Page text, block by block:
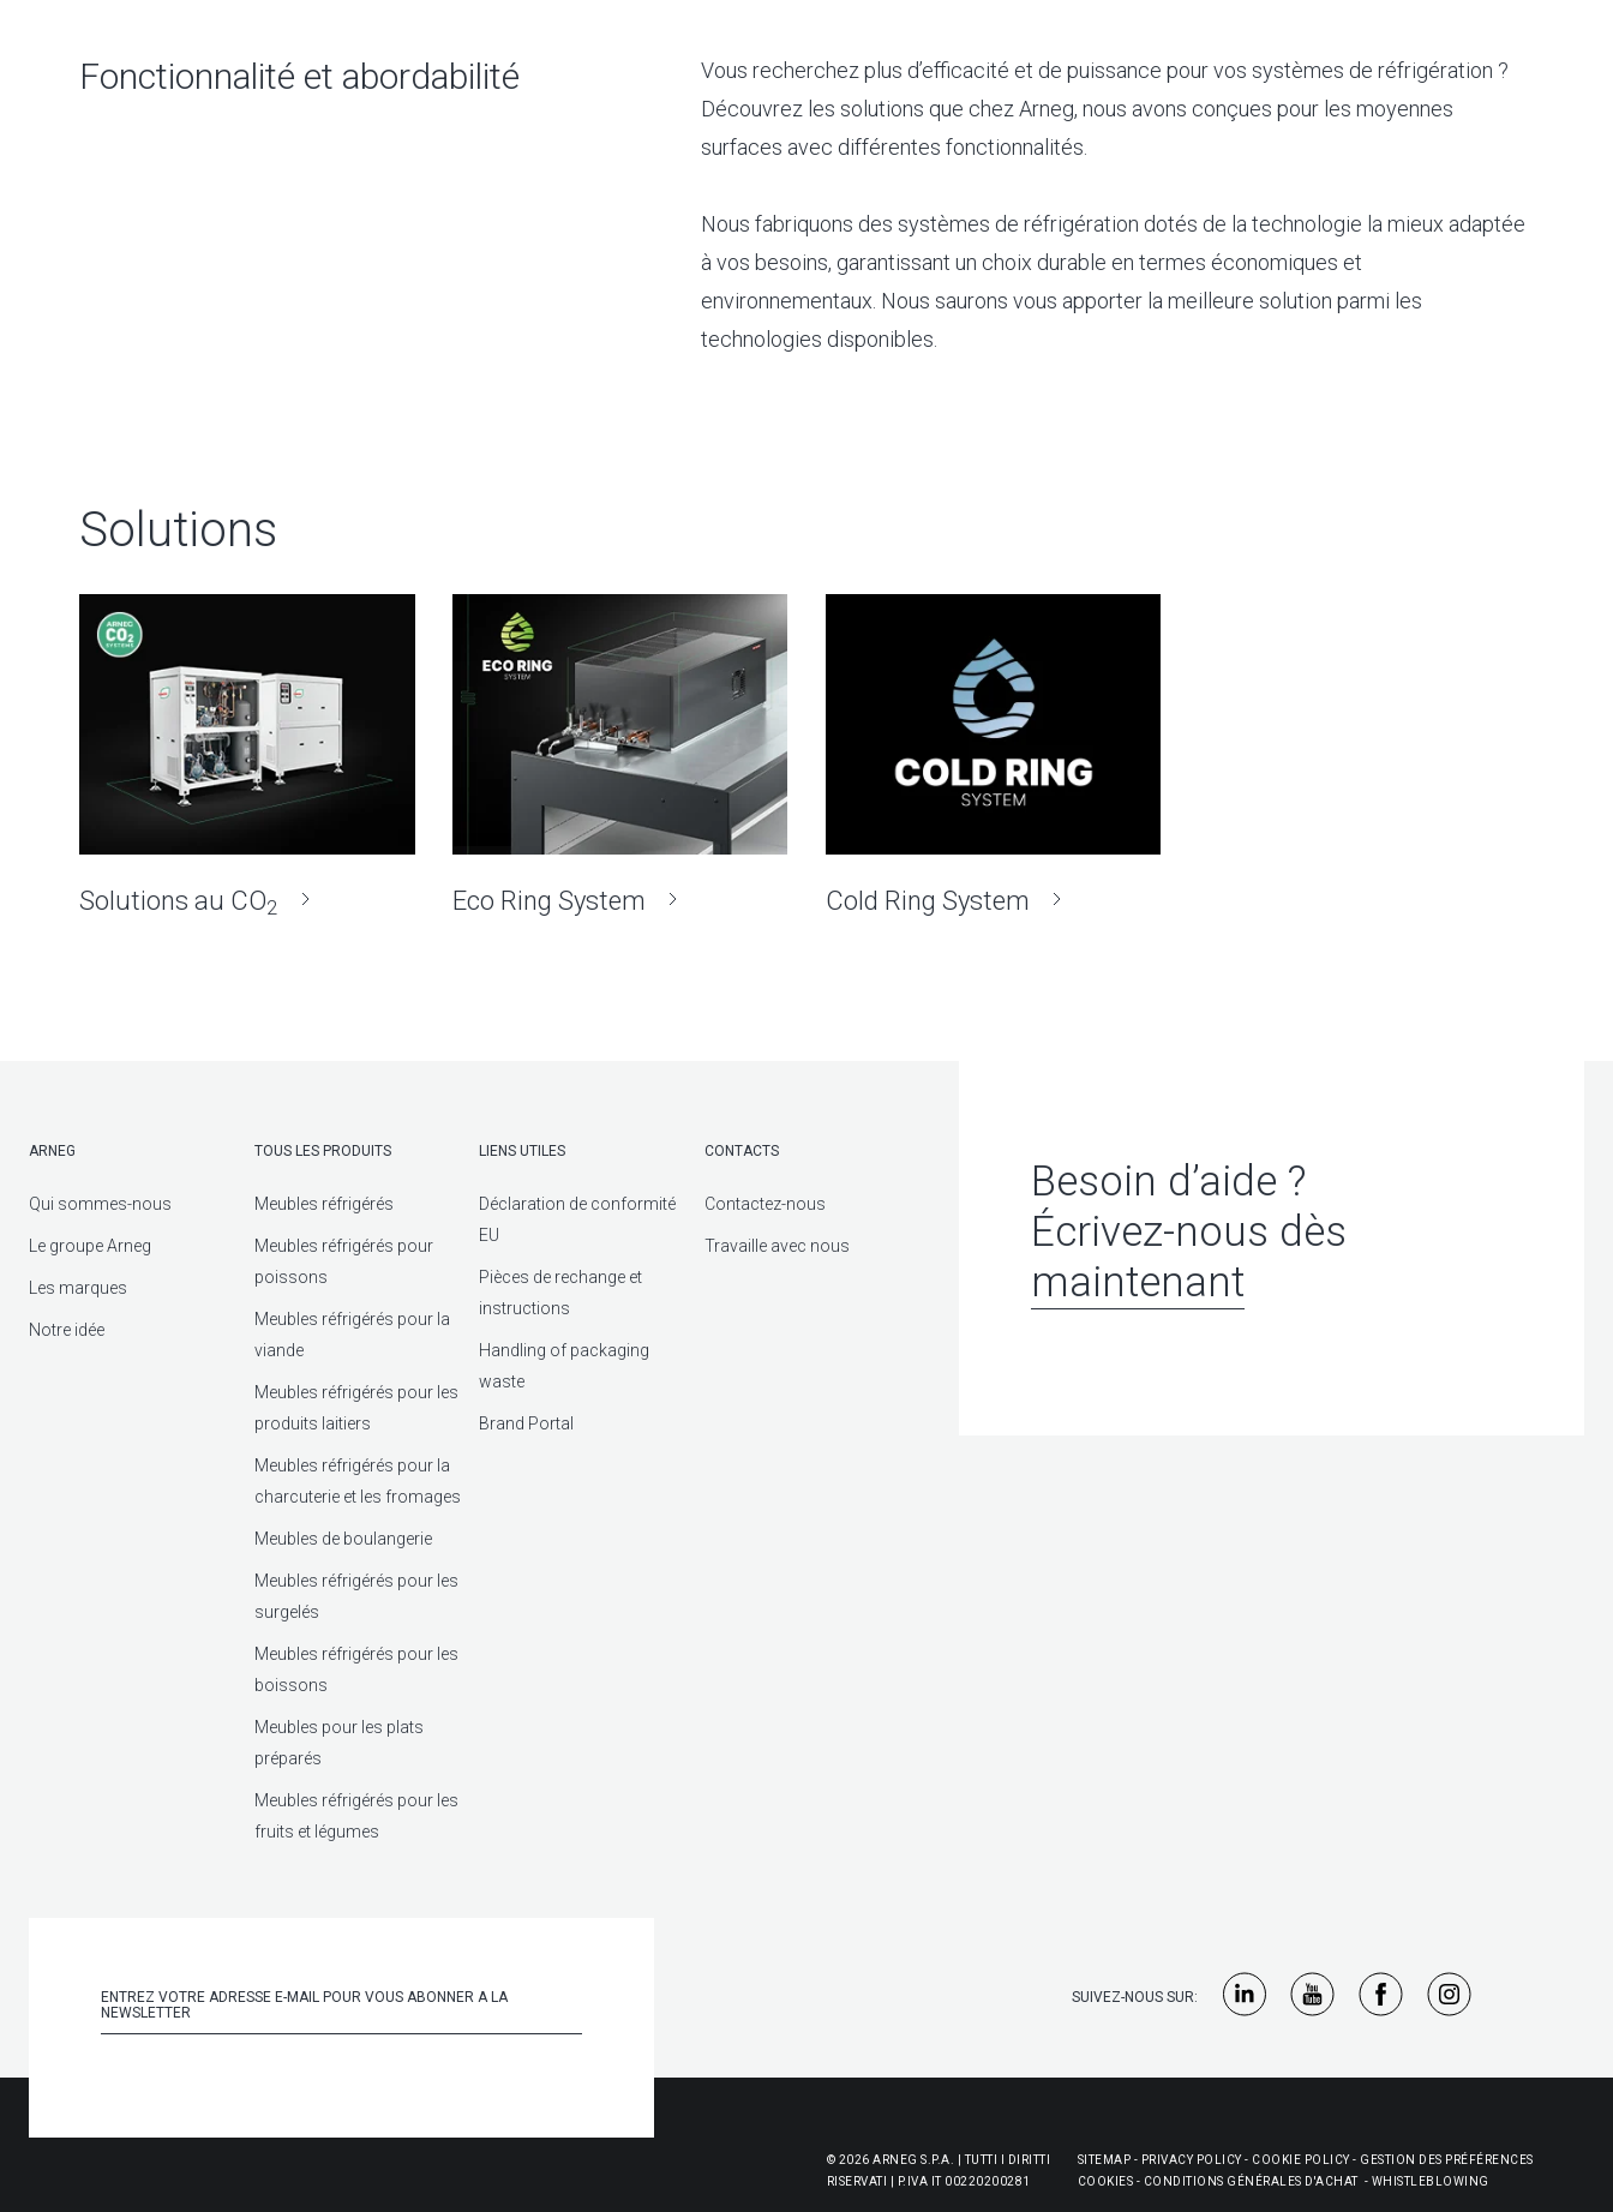
Fonctionnalité et abordabilité
Vous recherchez plus d’efficacité et de puissance pour vos systèmes de réfrigération ?
Découvrez les solutions que chez Arneg, nous avons conçues pour les moyennes
surfaces avec différentes fonctionnalités.
Nous fabriquons des systèmes de réfrigération dotés de la technologie la mieux adaptée
à vos besoins, garantissant un choix durable en termes économiques et
environnementaux. Nous saurons vous apporter la meilleure solution parmi les
technologies disponibles.
Solutions
Solutions au CO2 Eco Ring System Cold Ring System
ARNEG
Qui sommes-nous
Le groupe Arneg
Les marques
Notre idée
TOUS LES PRODUITS
Meubles réfrigérés
Meubles réfrigérés pour
poissons
Meubles réfrigérés pour la
viande
Meubles réfrigérés pour les
produits laitiers
Meubles réfrigérés pour la
charcuterie et les fromages
Meubles de boulangerie
Meubles réfrigérés pour les
surgelés
Meubles réfrigérés pour les
boissons
Meubles pour les plats
préparés
Meubles réfrigérés pour les
fruits et légumes
LIENS UTILES
Déclaration de conformité
EU
Pièces de rechange et
instructions
Handling of packaging
waste
Brand Portal
CONTACTS
Contactez-nous
Travaille avec nous
Besoin d’aide ?
Écrivez-nous dès
maintenant
SUIVEZ-NOUS SUR:
© 2026 ARNEG S.P.A. | TUTTI I DIRITTI
RISERVATI | P.IVA IT 00220200281
SITEMAP - PRIVACY POLICY- COOKIE POLICY- GESTION DES PRÉFÉRENCES
COOKIES - CONDITIONS GÉNÉRALES D'ACHAT- WHISTLEBLOWING